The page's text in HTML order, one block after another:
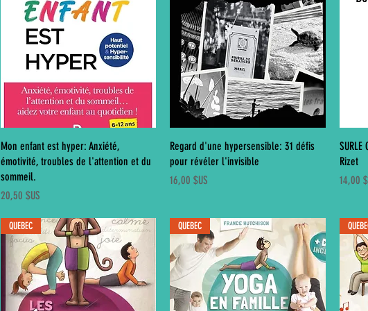
Aperçu rapide
Mon enfant est hyper: Anxiété,
émotivité, troubles de l'attention et du
sommeil.
Prix
20,50 $US
Aperçu rapide
Regard d'une hypersensible: 31 défis
pour révéler l'invisible
Prix
16,00 $US
SURLE
Rizet
Prix
14,00
QUEBEC QUEBEC